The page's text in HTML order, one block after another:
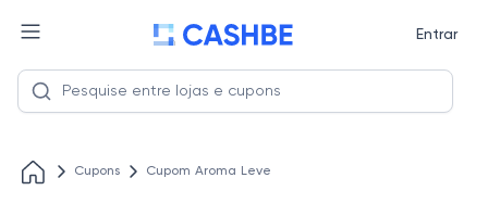
Entrar
Cupons Cupom Aroma Leve